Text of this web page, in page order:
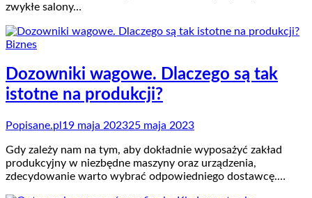
zwykłe salony…
Biznes
Dozowniki wagowe. Dlaczego są tak
istotne na produkcji?
Popisane.pl 19 maja 202325 maja 2023
Gdy zależy nam na tym, aby dokładnie wyposażyć zakład
produkcyjny w niezbędne maszyny oraz urządzenia,
zdecydowanie warto wybrać odpowiedniego dostawcę.…